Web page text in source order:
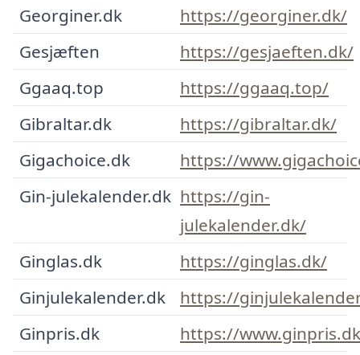
Georginer.dk
https://georginer.dk/
Gesjæften
https://gesjaeften.dk/
Ggaaq.top
https://ggaaq.top/
Gibraltar.dk
https://gibraltar.dk/
Gigachoice.dk
https://
Gin-julekalender.dk https://gin-
julekalender.dk/
Ginglas.dk
https://ginglas.dk/
Ginjulekalender.dk
https://
Ginpris.dk
https://